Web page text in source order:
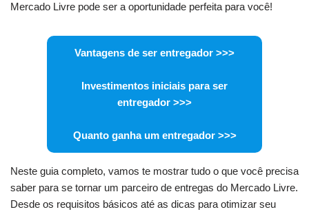
Mercado Livre pode ser a oportunidade perfeita para você!
Vantagens de ser entregador >>>
Investimentos iniciais para ser
entregador >>>
Quanto ganha um entregador>>>
Neste guia completo, vamos te mostrar tudo o que você precisa
saber para se tornar um parceiro de entregas do Mercado Livre.
Desde os requisitos básicos até as dicas para otimizar seu